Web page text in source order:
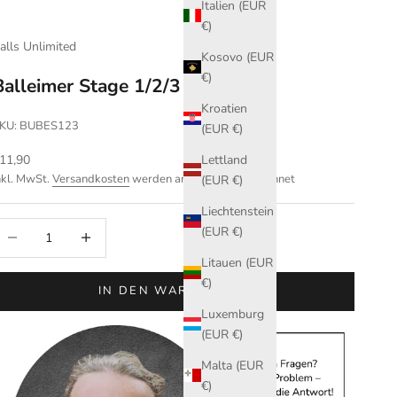
Italien (EUR
€)
Kosovo (EUR
€)
Kroatien
(EUR €)
Lettland
(EUR €)
Liechtenstein
(EUR €)
Litauen (EUR
€)
Luxemburg
(EUR €)
Malta (EUR
€)
Unlimited
Stage 1/2/3
BUBES123
MwSt.Versandkostenwerden an der Kasse berechnet
IN DEN WARENKORB